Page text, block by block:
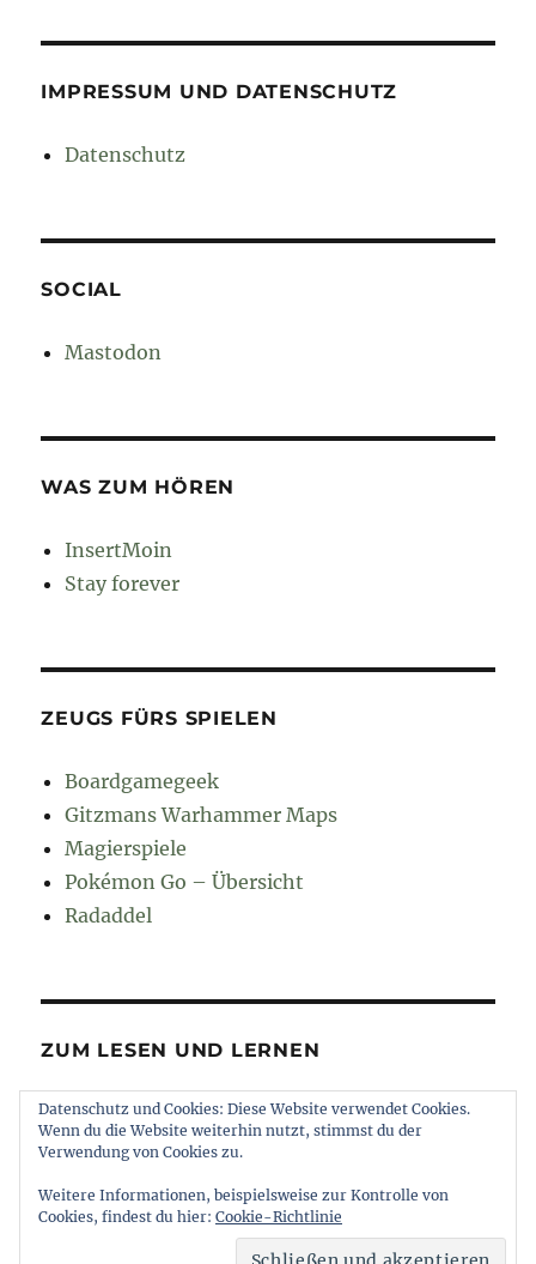
IMPRESSUM UND DATENSCHUTZ
Datenschutz
SOCIAL
Mastodon
WAS ZUM HÖREN
InsertMoin
Stay forever
ZEUGS FÜRS SPIELEN
Boardgamegeek
Gitzmans Warhammer Maps
Magierspiele
Pokémon Go – Übersicht
Radaddel
ZUM LESEN UND LERNEN
Euroncap
Tong
Impressum und Datenschutz
Stolz
Datenschutz und Cookies: Diese Website verwendet Cookies.
Wenn du die Website weiterhin nutzt, stimmst du der
Verwendung von Cookies zu.
Weitere Informationen, beispielsweise zur Kontrolle von
Cookies, findest du hier: Cookie-Richtlinie